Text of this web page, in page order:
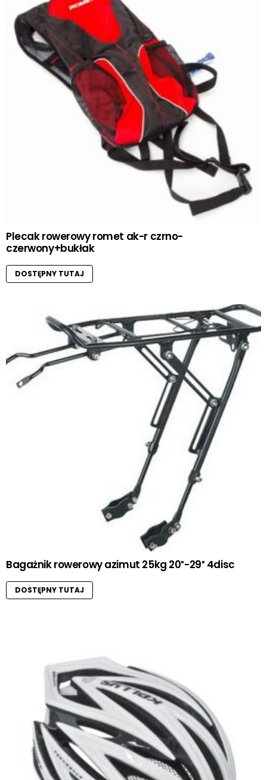
Plecak rowerowy romet ak-r czrno-
czerwony+bukłak
DOSTĘPNY TUTAJ
Bagażnik rowerowy azimut 25kg 20″-29″ 4disc
DOSTĘPNY TUTAJ